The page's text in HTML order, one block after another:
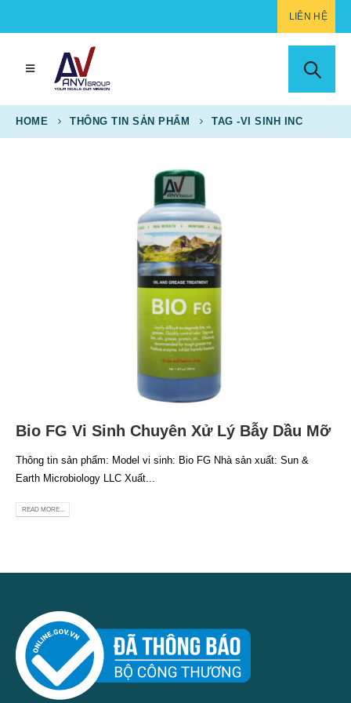
LIÊN HỆ
HOME THÔNG TIN SẢN PHẨM TAG -VI SINH INC
Bio FG Vi Sinh Chuyên Xử Lý Bẫy Dầu Mỡ
Thông tin sản phẩm: Model vi sinh: Bio FG Nhà sản xuất: Sun &
Earth Microbiology LLC Xuất...
READ MORE...